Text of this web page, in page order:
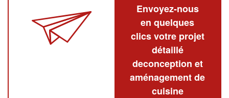
Envoyez-nous
en quelques
clics votre projet
détaillé
deconception et
aménagement de
cuisine